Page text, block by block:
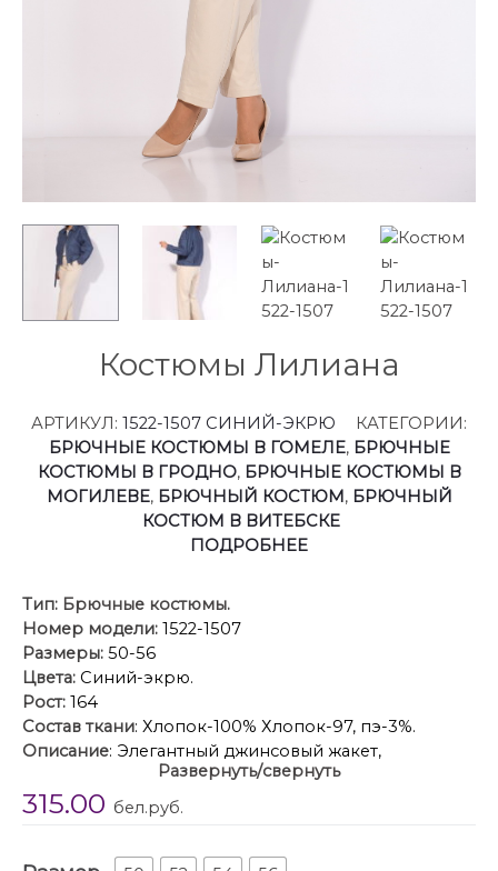
Костюмы Лилиана
АРТИКУЛ: 1522-1507 СИНИЙ-ЭКРЮ
КАТЕГОРИИ:
БРЮЧНЫЕ КОСТЮМЫ В ГОМЕЛЕ, БРЮЧНЫЕ
КОСТЮМЫ В ГРОДНО, БРЮЧНЫЕ КОСТЮМЫ В
МОГИЛЕВЕ, БРЮЧНЫЙ КОСТЮМ, БРЮЧНЫЙ
КОСТЮМ В ВИТЕБСКЕ
ПОДРОБНЕЕ
Тип: Брючные костюмы.
Номер модели: 1522-1507
Размеры: 50-56
Цвета: Синий-экрю.
Рост: 164
Состав ткани: Хлопок-100% Хлопок-97, пэ-3%.
Описание: Элегантный джинсовый жакет,
укороченный оверсайз с карманами — идеальный
спутник в любом сезоне 2026! Этот легкий жакет
Развернуть/свернуть
315.00 бел.руб.